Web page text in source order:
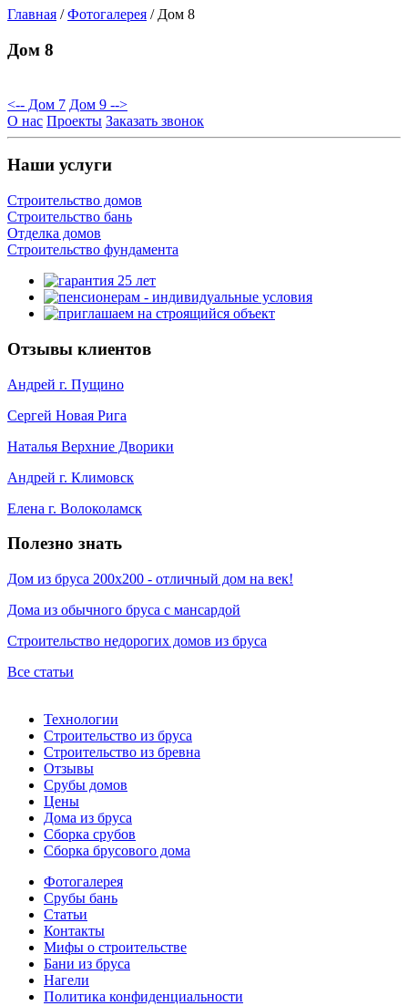
Главная /Фотогалерея / Дом 8
Дом 8
<-- Дом 7 Дом 9 -->
О нас Проекты Заказать звонок
Наши услуги
Строительство домов
Строительство бань
Отделка домов
Строительство фундамента
Отзывы клиентов
Андрей г. Пущино
Сергей Новая Рига
Наталья Верхние Дворики
Андрей г. Климовск
Елена г. Волоколамск
Полезно знать
Дом из бруса 200х200 - отличный дом на век!
Дома из обычного бруса с мансардой
Строительство недорогих домов из бруса
Все статьи
Технологии
Строительство из бруса
Строительство из бревна
Отзывы
Срубы домов
Цены
Дома из бруса
Сборка срубов
Сборка брусового дома
Фотогалерея
Срубы бань
Статьи
Контакты
Мифы о строительстве
Бани из бруса
Нагели
Политика конфиденциальности